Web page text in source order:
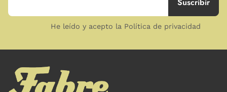
He leído y acepto la Política de privacidad